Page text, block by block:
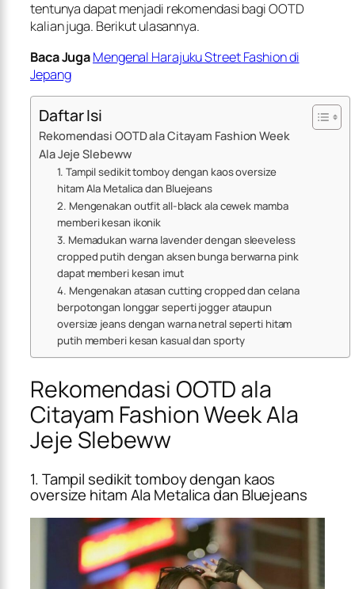
tentunya dapat menjadi rekomendasi bagi OOTD
kalian juga. Berikut ulasannya.
Baca JugaMengenal Harajuku Street Fashion di
Jepang
Daftar Isi
Rekomendasi OOTD ala Citayam Fashion Week
Ala Jeje Slebeww
1. Tampil sedikit tomboy dengan kaos oversize
hitam Ala Metalica dan Bluejeans
2. Mengenakan outfit all-black ala cewek mamba
memberi kesan ikonik
3. Memadukan warna lavender dengan sleeveless
cropped putih dengan aksen bunga berwarna pink
dapat memberi kesan imut
4. Mengenakan atasan cutting cropped dan celana
berpotongan longgar seperti jogger ataupun
oversize jeans dengan warna netral seperti hitam
putih memberi kesan kasual dan sporty
Rekomendasi OOTD ala
Citayam Fashion Week Ala
Jeje Slebeww
1. Tampil sedikit tomboy dengan kaos
oversize hitam Ala Metalica dan Bluejeans